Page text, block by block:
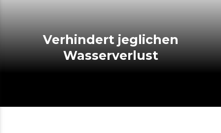
Verhindert jeglichen
Wasserverlust